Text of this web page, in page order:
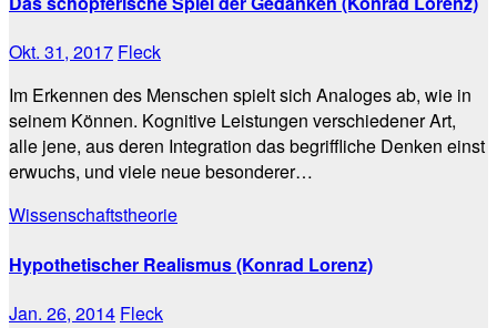
Okt. 31, 2017 Fleck
Im Erkennen des Menschen spielt sich Analoges ab, wie in
seinem Können. Kognitive Leistungen verschiedener Art,
alle jene, aus deren Integration das begriffliche Denken einst
erwuchs, und viele neue besonderer…
Wissenschaftstheorie
Hypothetischer Realismus (Konrad Lorenz)
Jan. 26, 2014 Fleck